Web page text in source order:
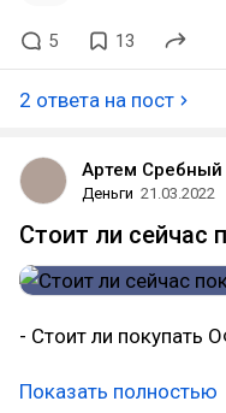
5 13
2 ответа на пост
Артем Сребный
Деньги 21.03.2022
Стоит ли сейчас
- Стоит ли покупать
Показать полностью